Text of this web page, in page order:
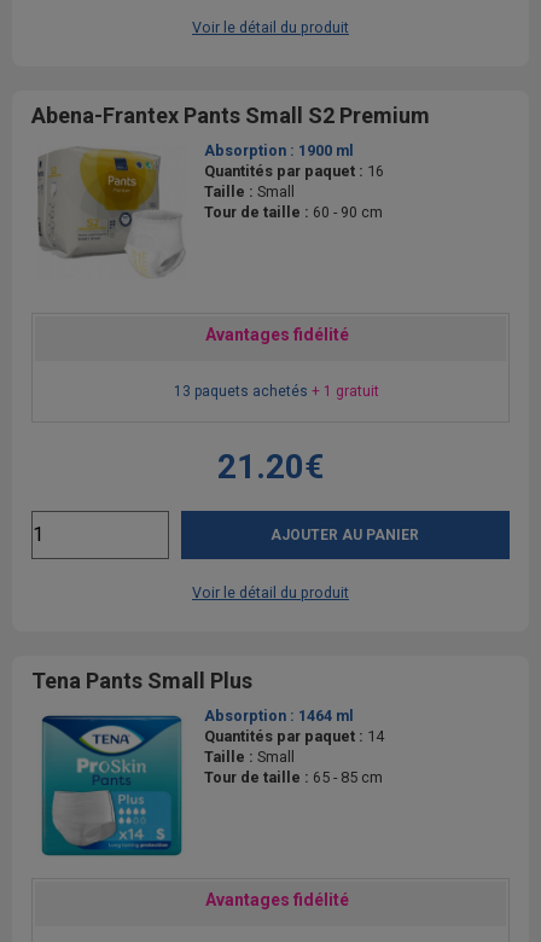
Voir le détail du produit
Abena-Frantex Pants Small S2 Premium
Absorption : 1900 ml
Quantités par paquet : 16
Taille : Small
Tour de taille : 60 - 90 cm
Avantages fidélité
13 paquets achetés + 1 gratuit
21.20€
AJOUTER AU PANIER
Voir le détail du produit
Tena Pants Small Plus
Absorption : 1464 ml
Quantités par paquet : 14
Taille : Small
Tour de taille : 65 - 85 cm
Avantages fidélité